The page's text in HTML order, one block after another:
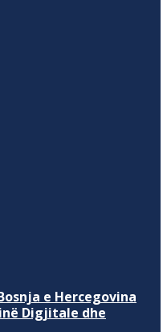
e Hercegovina
Digjitale dhe